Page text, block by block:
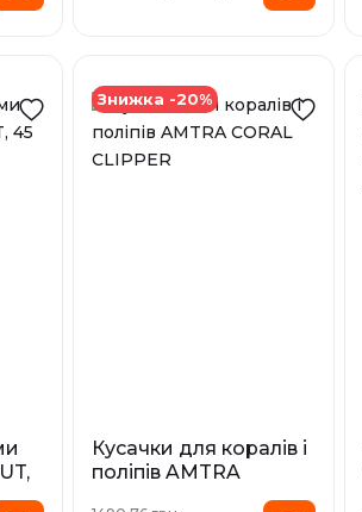
Знижка -20%
Кусачки для коралів і
поліпів AMTRA